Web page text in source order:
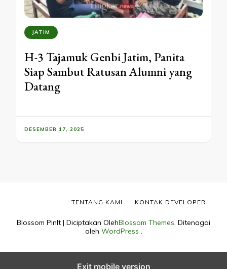
JATIM
H-3 Tajamuk Genbi Jatim, Panita
Siap Sambut Ratusan Alumni yang
Datang
DESEMBER 17, 2025
Blossom PinIt | Diciptakan OlehBlossom Themes. Ditenagai
oleh WordPress .
TENTANG KAMI KONTAK DEVELOPER
Exit mobile version